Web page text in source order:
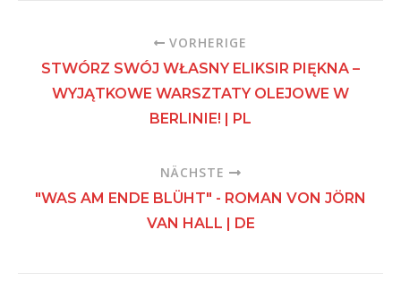
VORHERIGE
STWÓRZ SWÓJ WŁASNY ELIKSIR PIĘKNA –
WYJĄTKOWE WARSZTATY OLEJOWE W
BERLINIE! | PL
NÄCHSTE
"WAS AM ENDE BLÜHT" - ROMAN VON JÖRN
VAN HALL | DE